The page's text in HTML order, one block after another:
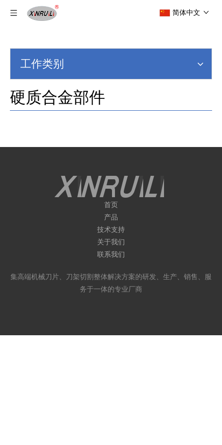
简体中文
工作类别
硬质合金部件
首页
产品
技术支持
关于我们
联系我们
集高端机械刀片、刀架切割整体解决方案的研发、生产、销售、服
务于一体的专业厂商